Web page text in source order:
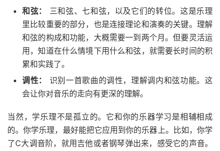
和弦：
三和弦、七和弦，以及它们的转位。这是乐理
里比较重要的部分，也是连接理论和演奏的关键。理解
和弦的构成和功能，大概需要一到两个月。但要灵活运
用，知道在什么情境下用什么和弦，就需要长时间的积
累和实践了。
调性：
识别一首歌曲的调性，理解调内和弦功能。这
会让你对音乐的走向有更深的理解。
当然，学乐理不是孤立的。它和你的乐器学习是相辅相成
的。你学乐理，最好能把它应用到你的乐器上。比如，你学
了C大调音阶，就用吉他或者钢琴弹出来，感受它的声音。